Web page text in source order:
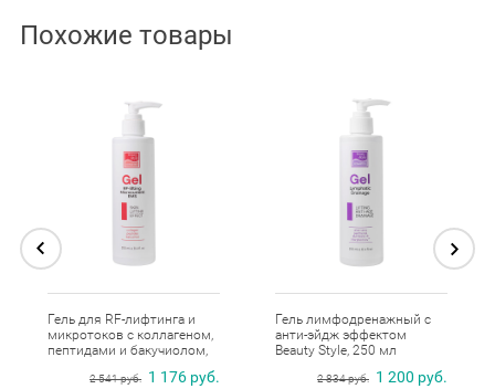
Похожие товары
Гель для RF-лифтинга и
микротоков с коллагеном,
пептидами и бакучиолом,
2 541 руб. 1 176 руб.
Гель лимфодренажный с
анти-эйдж эффектом
Beauty Style, 250 мл
2 834 руб. 1 200 руб.